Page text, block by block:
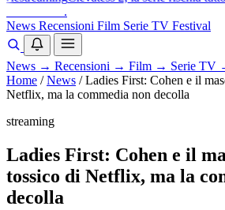
.
News Recensioni Film Serie TV Festival
News → Recensioni → Film → Serie TV
Home / News / Ladies First: Cohen e il
Netflix, ma la commedia non decolla
streaming
Ladies First: Cohen e il
tossico di Netflix, ma la
decolla